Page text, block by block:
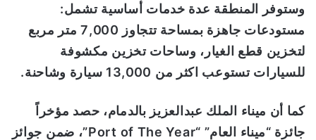
وستوفر المنطقة عدة خدمات أساسية تشمل:
مستودعات جاهزة بمساحة تتجاوز 7,000 متر مربع
لتخزين قطع الغيار، وساحات تخزين مكشوفة
للسيارات تستوعب اكثر من 13,000 سيارة وشاحنة.
كما أن ميناء الملك عبدالعزيز بالدمام، حصد مؤخراً
جائزة “ميناء العام” “Port of The Year”
، ضمن جوائز